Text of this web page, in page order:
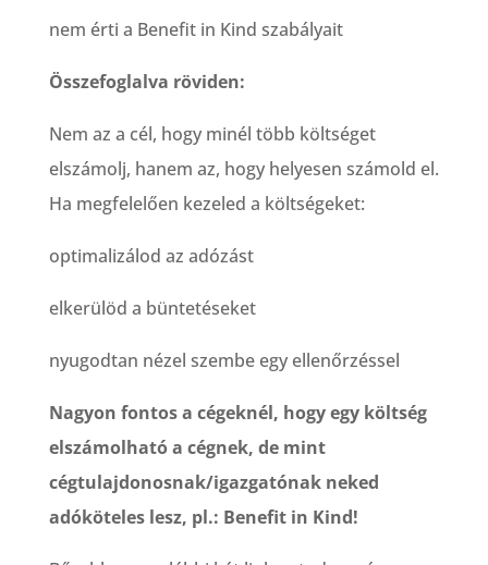
nem érti a Benefit in Kind szabályait
Összefoglalva röviden:
Nem az a cél, hogy minél több költséget
elszámolj, hanem az, hogy helyesen számold el.
Ha megfelelően kezeled a költségeket:
optimalizálod az adózást
elkerülöd a büntetéseket
nyugodtan nézel szembe egy ellenőrzéssel
Nagyon fontos a cégeknél, hogy egy költség
elszámolható a cégnek, de mint
cégtulajdonosnak/igazgatónak neked
adóköteles lesz, pl.: Benefit in Kind!